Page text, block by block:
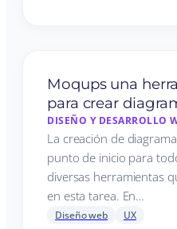
Moqups una
para crear
DISEÑO Y DESARROLLO
La creación de
punto de inicio para
diversas herramientas
en esta tarea. En…
Diseño web UX